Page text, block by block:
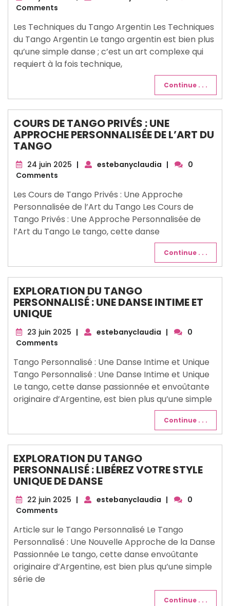
Comments
Les Techniques du Tango Argentin Les Techniques
du Tango Argentin Le tango argentin est bien plus
qu’une simple danse ; c’est un art complexe qui
requiert à la fois technique,
Continue . . .
COURS DE TANGO PRIVÉS : UNE
APPROCHE PERSONNALISÉE DE L’ART DU
TANGO
24 juin 2025 24
| estebanyclaudia |
0
Comments
Les Cours de Tango Privés : Une Approche
Personnalisée de l’Art du Tango Les Cours de
Tango Privés : Une Approche Personnalisée de
l’Art du Tango Le tango, cette danse
Continue . . .
EXPLORATION DU TANGO
PERSONNALISÉ : UNE DANSE INTIME ET
UNIQUE
23 juin 2025 23
| estebanyclaudia |
0
Comments
Tango Personnalisé : Une Danse Intime et Unique
Tango Personnalisé : Une Danse Intime et Unique
Le tango, cette danse passionnée et envoûtante
originaire d’Argentine, est bien plus qu’une simple
Continue . . .
EXPLORATION DU TANGO
PERSONNALISÉ : LIBÉREZ VOTRE STYLE
UNIQUE DE DANSE
22 juin 2025 22
| estebanyclaudia |
0
Comments
Article sur le Tango Personnalisé Le Tango
Personnalisé : Une Nouvelle Approche de la Danse
Passionnée Le tango, cette danse envoûtante
originaire d’Argentine, est bien plus qu’une simple
série de
Continue . . .